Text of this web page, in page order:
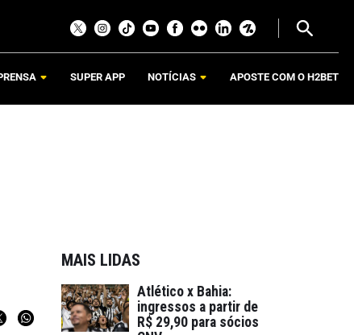
SUPER APP NOTÍCIAS APOSTE COM O H2BET
MAIS LIDAS
Atlético x Bahia:
ingressos a partir de
R$ 29,90 para sócios